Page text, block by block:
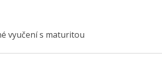
vyučení s maturitou